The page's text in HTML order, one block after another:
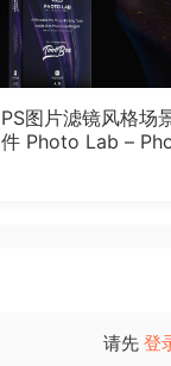
PS图片滤镜风格场
件 Photo Lab –
请先 登